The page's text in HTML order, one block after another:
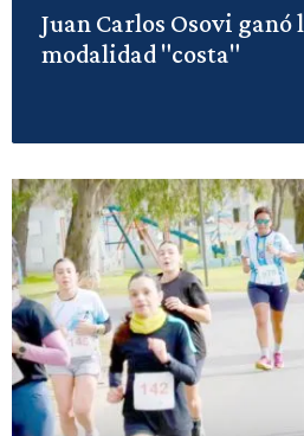
Juan Carlos Osovi ganó
modalidad "costa"